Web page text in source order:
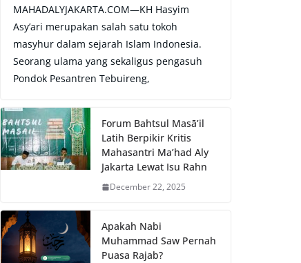
MAHADALYJAKARTA.COM—KH Hasyim
Asy’ari merupakan salah satu tokoh
masyhur dalam sejarah Islam Indonesia.
Seorang ulama yang sekaligus pengasuh
Pondok Pesantren Tebuireng,
Forum Bahtsul Masā’il
Latih Berpikir Kritis
Mahasantri Ma’had Aly
Jakarta Lewat Isu Rahn
December 22, 2025
Apakah Nabi
Muhammad Saw Pernah
Puasa Rajab?